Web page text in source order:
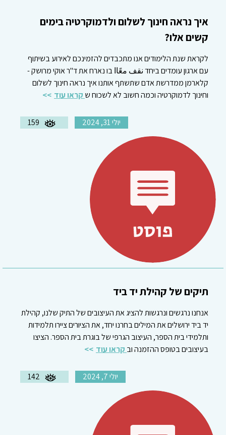
איך נראה חינוך לשלום ולדמוקרטיה בימים
קשים אלו?
לקראת שנת הלימודים אנו מתכבדים להזמינכם לאירוע בשיתוף
עם ארגון עומדים ביחד نقف معًاا בו נארח את ד"ר אוקי מרושק -
קלארמן ממדרשת אדם שתשתף אותנו איך נראה חינוך לשלום
וחינוך לדמוקרטיה וכמה חשוב לא לשכוח ש קראו עוד
יולי 31, 2024 159
תיקים של קהילת יד ביד
אנחנו נרגשים ונרגשות להציג את העיצובים של התיק שלנו, קהילת
יד ביד ירושלים את המילים בחרנו יחד, את הציורים ציירו תלמידות
ותלמידי בית הספר, העיצוב הגרפי של בוגרת בית הספר. הציצו
בעיצובים בטופס ההזמנה וב קראו עוד
יולי 7, 2024 142